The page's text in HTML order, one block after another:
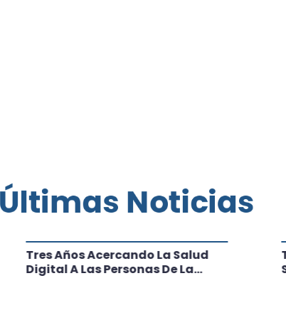
Tres Años Acercando La Salud
Digital A Las Personas De La
Últimas Noticias